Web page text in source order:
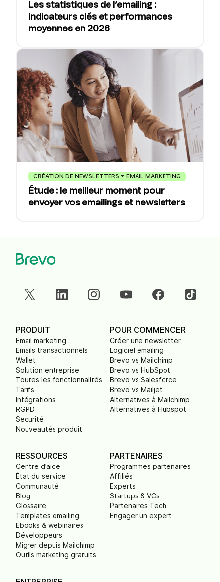
Les statistiques de l’emailing :
indicateurs clés et performances
moyennes en 2026
CRÉATION DE NEWSLETTERS + EMAIL MARKETING
Étude : le meilleur moment pour
envoyer vos emailings et newsletters
PRODUIT
Email marketing
Emails transactionnels
Wallet
Solution entreprise
Toutes les fonctionnalités
Tarifs
Intégrations
RGPD
Securité
Nouveautés produit
POUR COMMENCER
Créer une newsletter
Logiciel emailing
Brevo vs Mailchimp
Brevo vs HubSpot
Brevo vs Salesforce
Brevo vs Mailjet
Alternatives à Mailchimp
Alternatives à Hubspot
RESSOURCES
Centre d’aide
État du service
Communauté
Blog
Glossaire
Templates emailing
Ebooks & webinaires
Développeurs
Migrer depuis Mailchimp
Outils marketing gratuits
PARTENAIRES
Programmes partenaires
Affiliés
Experts
Startups & VCs
Partenaires Tech
Engager un expert